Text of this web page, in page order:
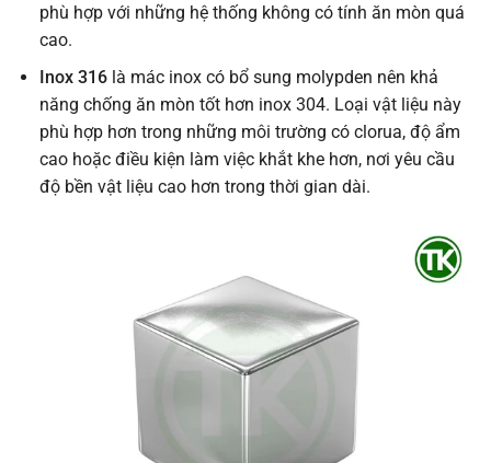
phù hợp với những hệ thống không có tính ăn mòn quá
cao.
Inox 316là mác inox có bổ sung molypden nên khả
năng chống ăn mòn tốt hơn inox 304. Loại vật liệu này
phù hợp hơn trong những môi trường có clorua, độ ẩm
cao hoặc điều kiện làm việc khắt khe hơn, nơi yêu cầu
độ bền vật liệu cao hơn trong thời gian dài.